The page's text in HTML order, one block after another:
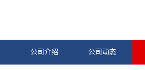
公司介绍 公司动态